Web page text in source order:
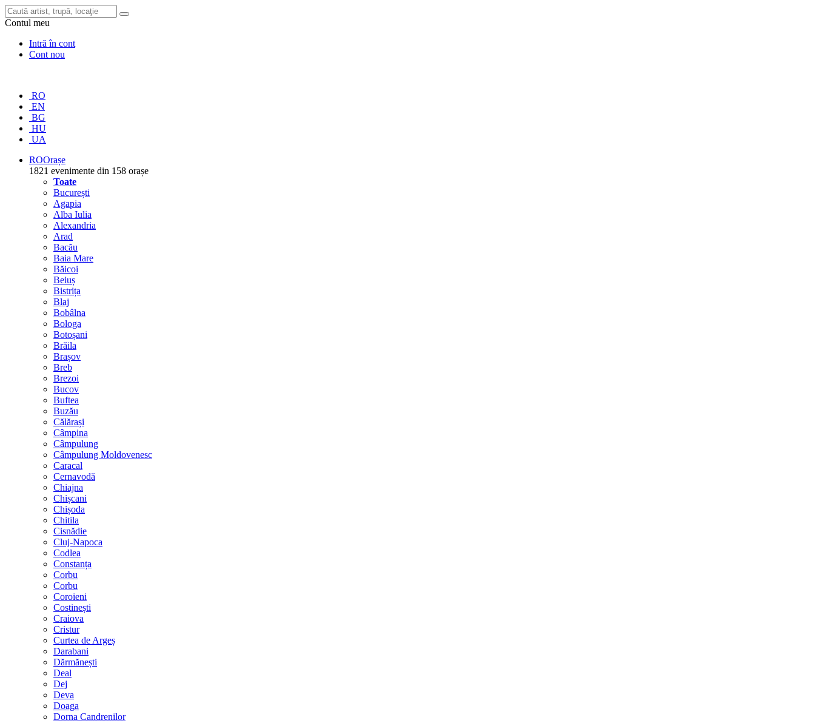
Contul meu
Intră în cont
Cont nou
RO
EN
BG
HU
UA
ROOrașe
1821 evenimente din 158 orașe
Toate
București
Agapia
Alba Iulia
Alexandria
Arad
Bacău
Baia Mare
Băicoi
Beiuș
Bistrița
Blaj
Bobâlna
Bologa
Botoșani
Brăila
Brașov
Breb
Brezoi
Bucov
Buftea
Buzău
Călărași
Câmpina
Câmpulung
Câmpulung Moldovenesc
Caracal
Cernavodă
Chiajna
Chișcani
Chișoda
Chitila
Cisnădie
Cluj-Napoca
Codlea
Constanța
Corbu
Corbu
Coroieni
Costinești
Craiova
Cristur
Curtea de Argeș
Darabani
Dărmănești
Deal
Dej
Deva
Doaga
Dorna Candrenilor